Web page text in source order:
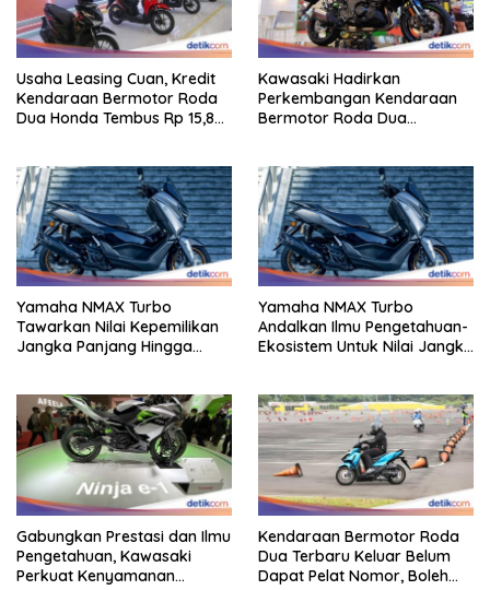
Usaha Leasing Cuan, Kredit
Kendaraan Bermotor Roda
Dua Honda Tembus Rp 15,8
Kawasaki Hadirkan
Perkembangan Kendaraan
Bermotor Roda Dua
Yamaha NMAX Turbo
Tawarkan Nilai Kepemilikan
Jangka Panjang Hingga
Yamaha NMAX Turbo
Andalkan Ilmu Pengetahuan-
Ekosistem Untuk Nilai Jangka
Gabungkan Prestasi dan Ilmu
Pengetahuan, Kawasaki
Perkuat Kenyamanan
Kendaraan Bermotor Roda
Dua Terbaru Keluar Belum
Dapat Pelat Nomor, Boleh